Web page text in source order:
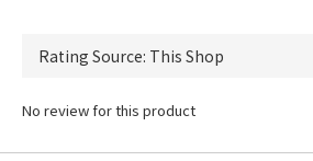
No review for this product